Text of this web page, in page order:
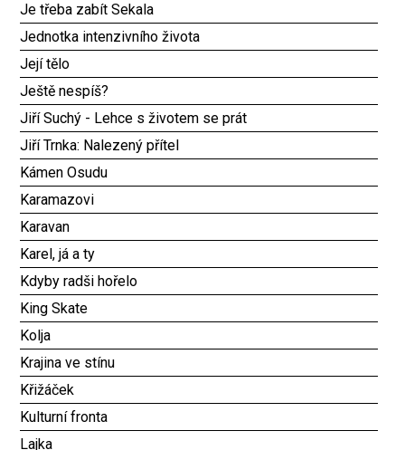
Je třeba zabít Sekala
Jednotka intenzivního života
Její tělo
Ještě nespíš?
Jiří Suchý - Lehce s životem se prát
Jiří Trnka: Nalezený přítel
Kámen Osudu
Karamazovi
Karavan
Karel, já a ty
Kdyby radši hořelo
King Skate
Kolja
Krajina ve stínu
Křižáček
Kulturní fronta
Lajka